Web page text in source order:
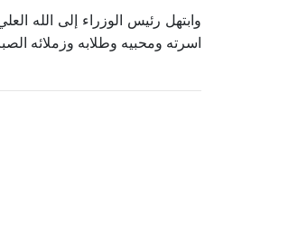
وابتهل رئيس الوزراء إلى الله
اسرته ومحبيه وطلابه وزملائه